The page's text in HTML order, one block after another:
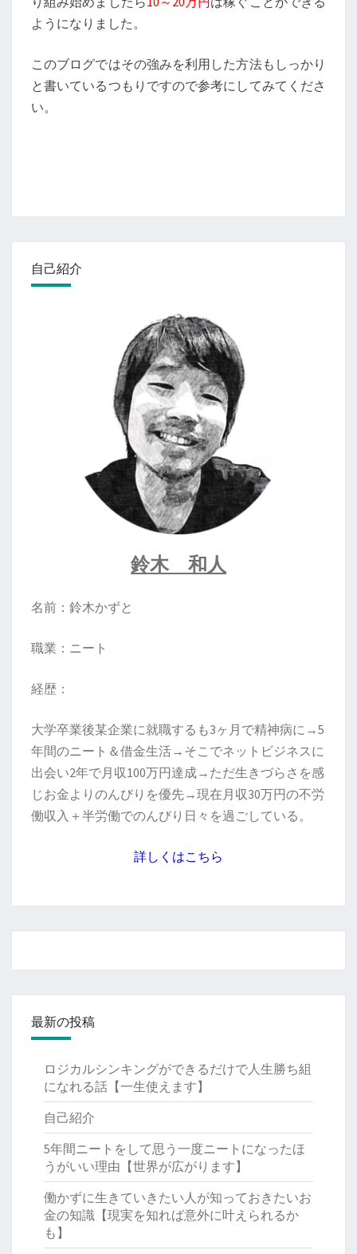
ようになりました。
このブログではその強みを利用した方法もしっかり
と書いているつもりですので参考にしてみてくださ
い。
自己紹介
鈴木 和人
名前：鈴木かずと
職業：ニート
経歴：
大学卒業後某企業に就職するも3ヶ月で精神病に→5
年間のニート＆借金生活→そこでネットビジネスに
出会い2年で月収100万円達成→ただ生きづらさを感
じお金よりのんびりを優先→現在月収30万円の不労
働収入＋半労働でのんびり日々を過ごしている。
詳しくはこちら
最新の投稿
ロジカルシンキングができるだけで人生勝ち組
になれる話【一生使えます】
自己紹介
5年間ニートをして思う一度ニートになったほ
うがいい理由【世界が広がります】
働かずに生きていきたい人が知っておきたいお
金の知識【現実を知れば意外に叶えられるか
も】